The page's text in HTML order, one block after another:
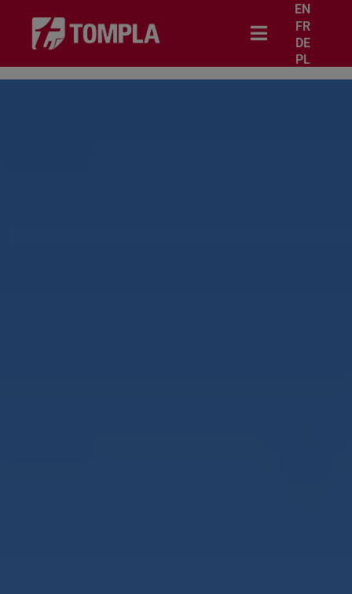
EN
FR
DE
PL